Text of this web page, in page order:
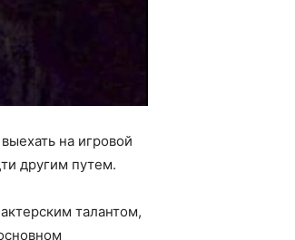
на игровой
другим путем.
талантом,